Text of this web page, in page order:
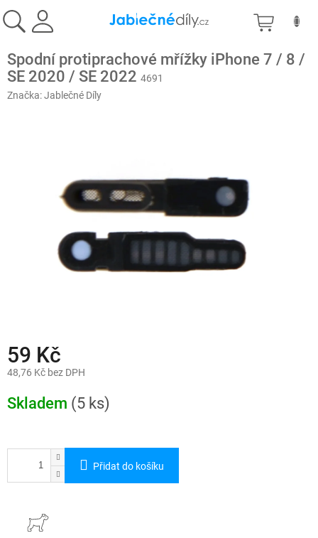
na
obsah
Spodní protiprachové mřížky iPhone 7 / 8 /
SE 2020 / SE 2022 4691
Značka:Jablečné Díly
59 Kč
48,76 Kč bez DPH
cena:
Skladem (5 ks)
Přidat do košíku